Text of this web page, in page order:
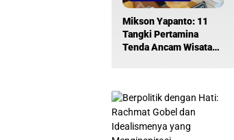
Mikson Yapanto: 11
Tangki Pertamina
Tenda Ancam Wisata